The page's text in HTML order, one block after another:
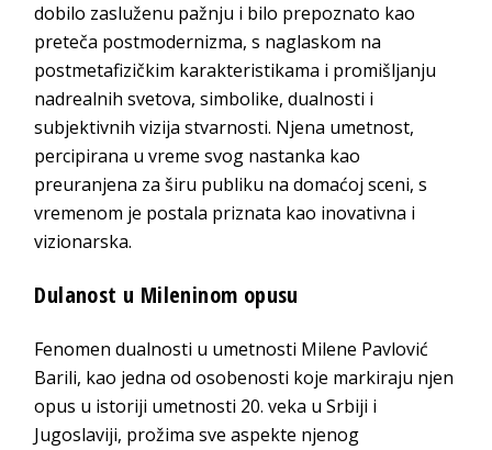
dobilo zasluženu pažnju i bilo prepoznato kao
preteča postmodernizma, s naglaskom na
postmetafizičkim karakteristikama i promišljanju
nadrealnih svetova, simbolike, dualnosti i
subjektivnih vizija stvarnosti. Njena umetnost,
percipirana u vreme svog nastanka kao
preuranjena za širu publiku na domaćoj sceni, s
vremenom je postala priznata kao inovativna i
vizionarska.
Dulanost u Mileninom opusu
Fenomen dualnosti u umetnosti Milene Pavlović
Barili, kao jedna od osobenosti koje markiraju njen
opus u istoriji umetnosti 20. veka u Srbiji i
Jugoslaviji, prožima sve aspekte njenog